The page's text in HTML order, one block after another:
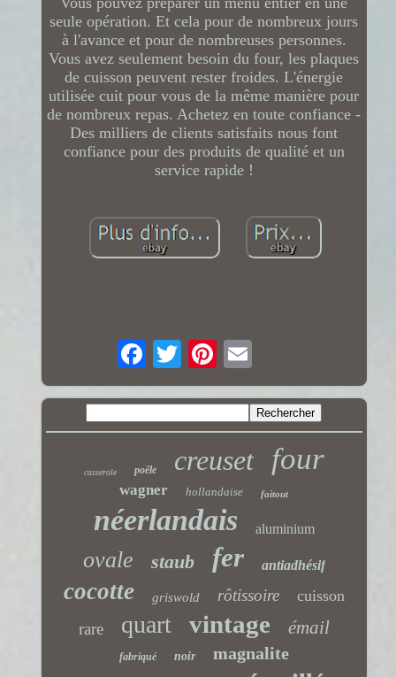
seule opération. Et cela pour de nombreux jours
à l'avance et pour de nombreuses personnes.
Vous avez seulement besoin du four, les plaques
de cuisson peuvent rester froides. L'énergie
utilisée cuit pour vous de la même manière pour
de nombreux repas. Achetez en toute confiance -
Des milliers de clients satisfaits nous font
confiance pour des produits de qualité et un
service rapide !
casserole poêle creuset four
wagner hollandaise faitout
néerlandais aluminium
ovale staub fer antiadhésif
cocotte griswold rôtissoire cuisson
rare quart vintage émail
fabriqué noir magnalite